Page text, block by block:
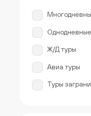
Ж/Д туры
Авиа туры
Туры